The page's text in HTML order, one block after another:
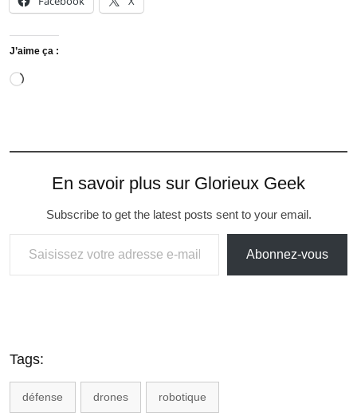
J’aime ça :
En savoir plus sur Glorieux Geek
Subscribe to get the latest posts sent to your email.
Abonnez-vous
Tags:
défense drones robotique